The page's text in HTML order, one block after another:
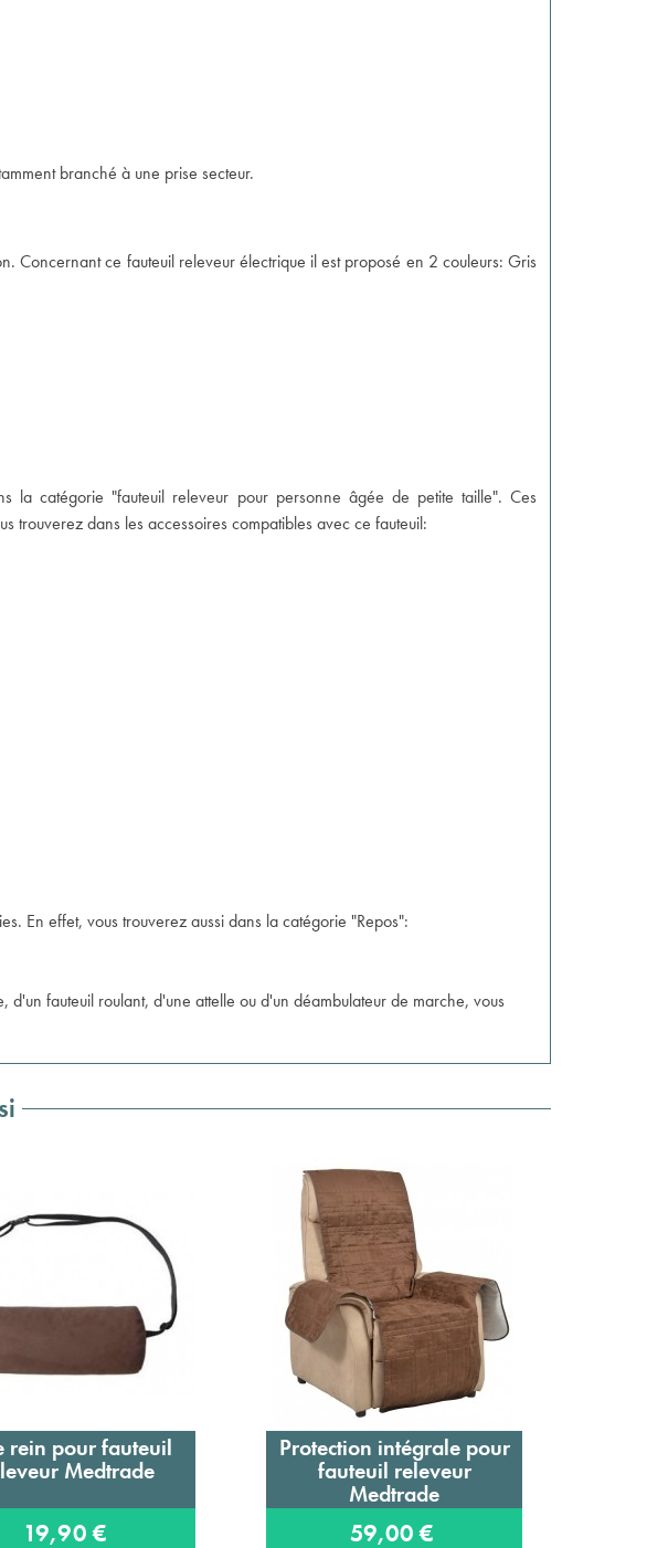
branché à une prise secteur.
Concernant ce fauteuil releveur électrique il est proposé en 2 couleurs: Gris
la catégorie "fauteuil releveur pour personne âgée de petite taille". Ces
trouverez dans les accessoires compatibles avec ce fauteuil:
En effet, vous trouverez aussi dans la catégorie "Repos":
fauteuil roulant, d'une attelle ou d'un déambulateur de marche, vous
Ajouter au panier
rein pour fauteuil
Medtrade
19,90 €
Ajouter au panier
Protection intégrale pour
fauteuil releveur
Medtrade
59,00 €